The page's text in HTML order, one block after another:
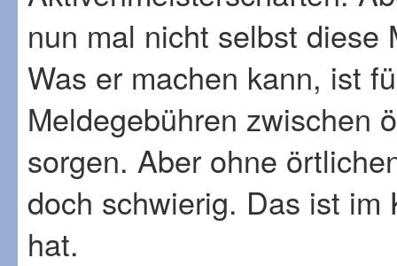
nun mal nicht selbst
Was er machen kann, ist
Meldegebühren zwischen
sorgen. Aber ohne
doch schwierig. Das ist
hat.